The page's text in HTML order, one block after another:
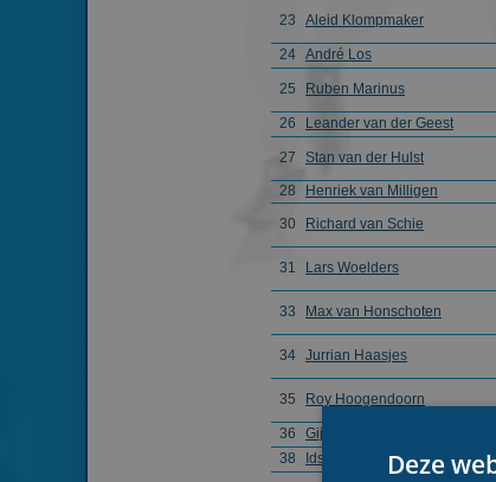
23
Aleid Klompmaker
24 André Los
25
Ruben Marinus
26
Leander van der Geest
27
Stan van der Hulst
28
Henriek van Milligen
30
Richard van Schie
31
Lars Woelders
33
Max van Honschoten
34 Jurrian Haasjes
35
Roy Hoogendoorn
36
Gijs Verduijn
38
Ids Bouma Deze